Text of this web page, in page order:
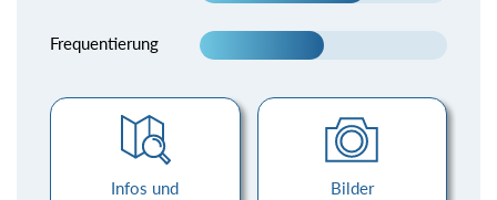
Frequentierung
Infos und
Bilder